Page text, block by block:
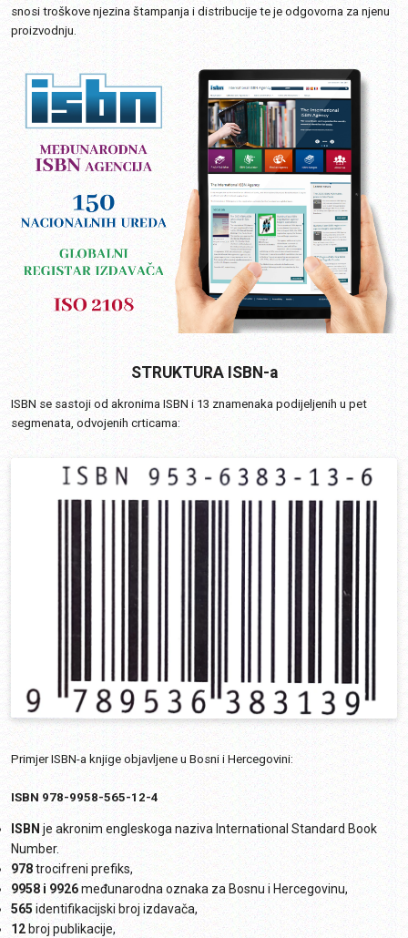
snosi troškove njezina štampanja i distribucije te je odgovorna za njenu
proizvodnju.
STRUKTURA ISBN-a
ISBN se sastoji od akronima ISBN i 13 znamenaka podijeljenih u pet
segmenata, odvojenih crticama:
Primjer ISBN-a knjige objavljene u Bosni i Hercegovini:
ISBN 978-9958-565-12-4
ISBN je akronim engleskoga naziva International Standard Book
Number.
978trocifreni prefiks,
9958 i 9926međunarodna oznaka za Bosnu i Hercegovinu,
565 identifikacijski broj izdavača,
12 broj publikacije,